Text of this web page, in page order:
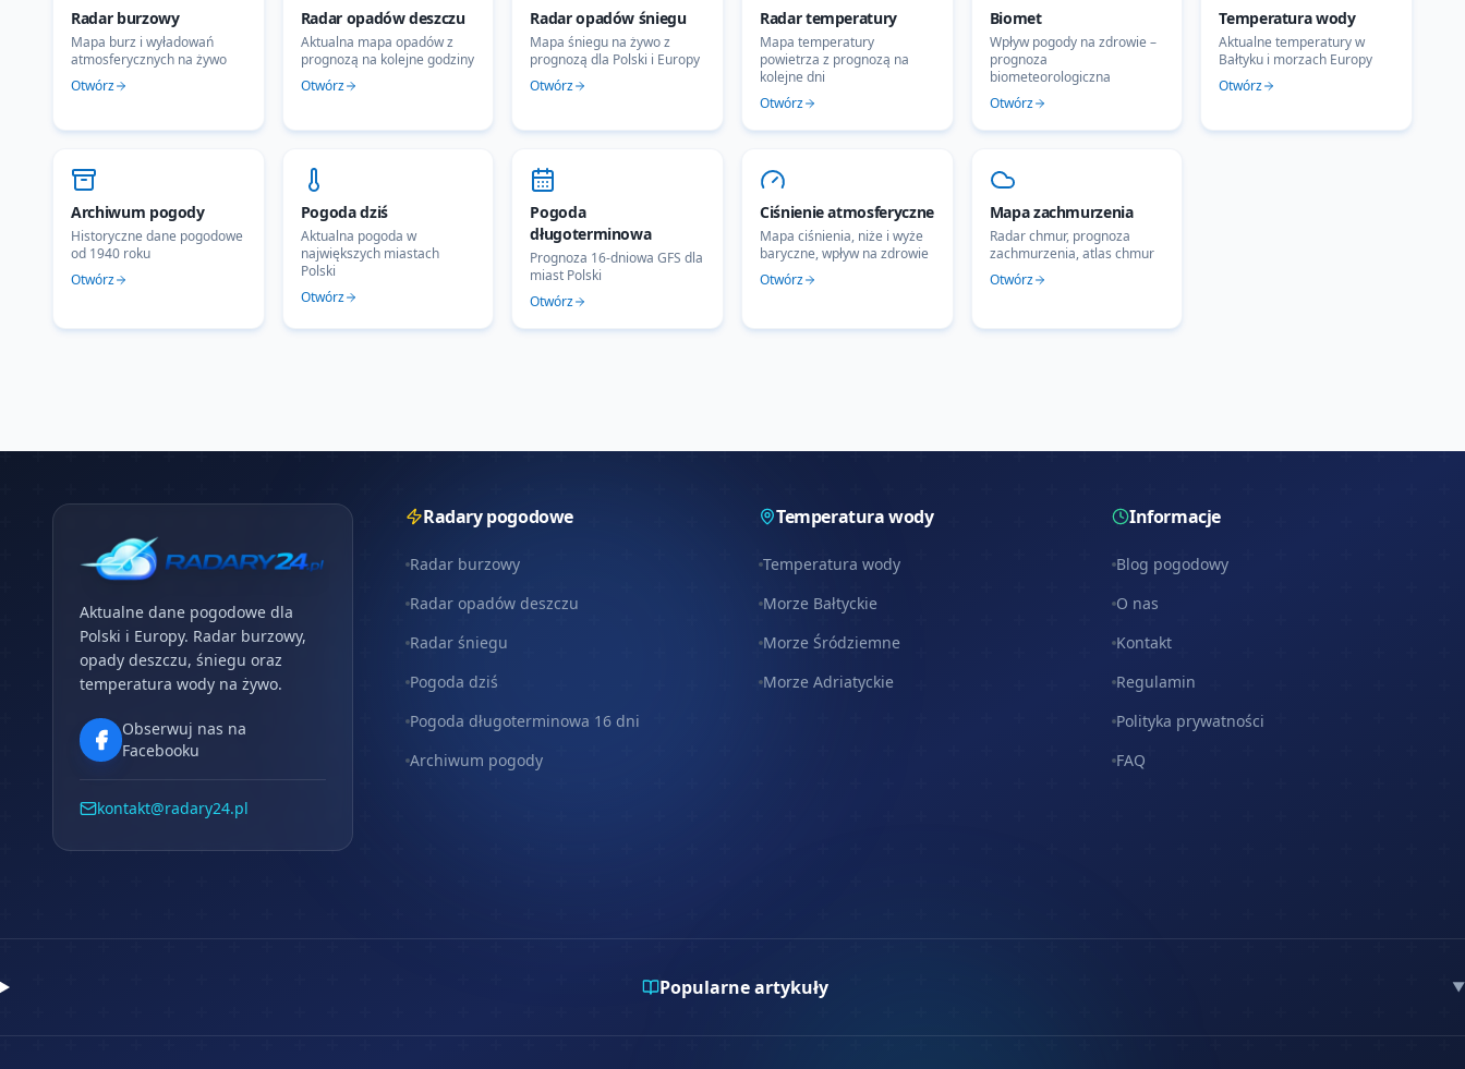
Radar burzowy
Mapa burz i wyładowań
atmosferycznych na żywo
Otwórz
Radar opadów deszczu
Aktualna mapa opadów z
prognozą na kolejne godziny
Otwórz
Radar opadów śniegu
Mapa śniegu na żywo z
prognozą dla Polski i Europy
Otwórz
Radar temperatury
Mapa temperatury
powietrza z prognozą na
kolejne dni
Otwórz
Biomet
Wpływ pogody na zdrowie –
prognoza
biometeorologiczna
Otwórz
Temperatura wody
Aktualne temperatury w
Bałtyku i morzach Europy
Otwórz
Archiwum pogody
Historyczne dane pogodowe
od 1940 roku
Otwórz
Pogoda dziś
Aktualna pogoda w
największych miastach
Polski
Otwórz
Pogoda
długoterminowa
Prognoza 16-dniowa GFS dla
miast Polski
Otwórz
Ciśnienie atmosferyczne
Mapa ciśnienia, niże i wyże
baryczne, wpływ na zdrowie
Otwórz
Mapa zachmurzenia
Radar chmur, prognoza
zachmurzenia, atlas chmur
Otwórz
Aktualne dane pogodowe dla
Polski i Europy. Radar burzowy,
opady deszczu, śniegu oraz
temperatura wody na żywo.
Obserwuj nas na
Facebooku
kontakt@radary24.pl
Radary pogodowe
Radar burzowy
Radar opadów deszczu
Radar śniegu
Pogoda dziś
Pogoda długoterminowa 16 dni
Archiwum pogody
Temperatura wody
Temperatura wody
Morze Bałtyckie
Morze Śródziemne
Morze Adriatyckie
Informacje
Blog pogodowy
O nas
Kontakt
Regulamin
Polityka prywatności
FAQ
Popularne artykuły ▼